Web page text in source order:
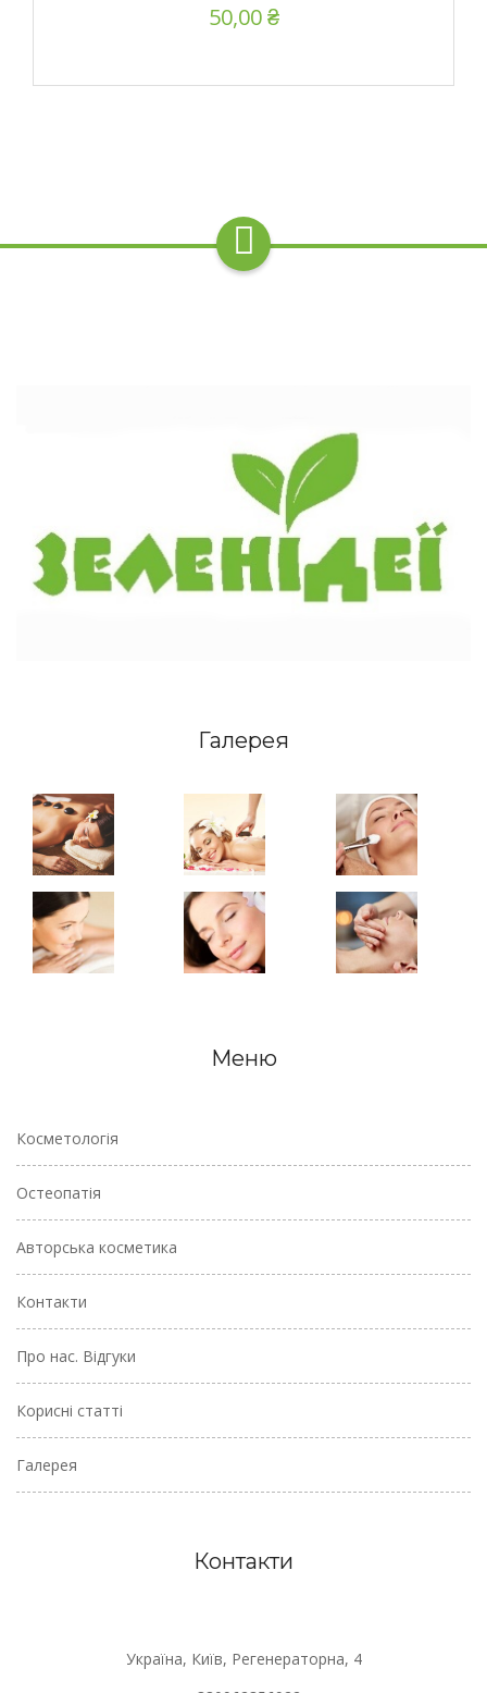
50,00₴
Галерея
Меню
Косметологія
Остеопатія
Авторська косметика
Контакти
Про нас. Відгуки
Корисні статті
Галерея
Контакти
Україна, Київ, Регенераторна, 4